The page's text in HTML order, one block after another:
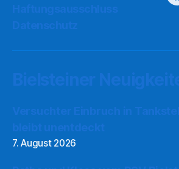
7. August 2026